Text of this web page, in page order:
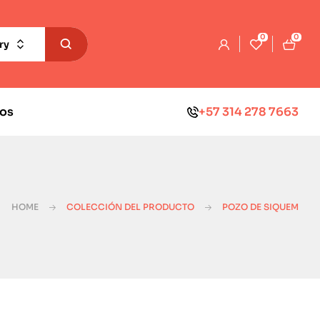
0 0
+57 314 278 7663
HOME COLECCIÓN DEL PRODUCTO POZO DE SIQUEM